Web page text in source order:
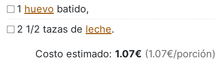
1 huevo batido,
2 1/2 tazas de leche.
Costo estimado: 1.07€ (1.07€/porción)